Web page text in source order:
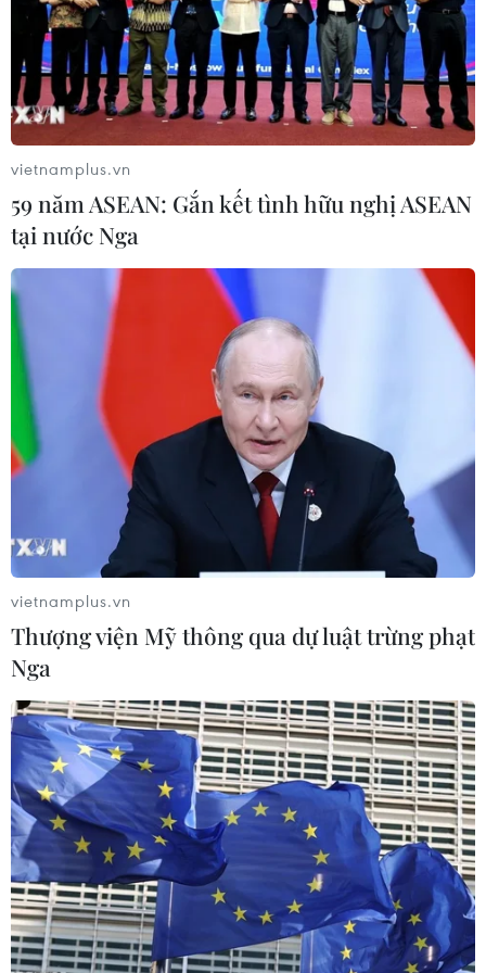
Cửa khẩu Quốc tế Móng Cái tạm dừng
thông thương hàng hóa từ ngày 10/2
06/02/2024 04:36
Cặp Cửa khẩu Quốc tế Móng Cái (Việt Nam)-Đông
Hưng (Trung Quốc) sẽ tạm dừng làm thủ tục thông quan
hàng hóa từ ngày 10/2 và dự kiến phía Trung Quốc sẽ
cho thông quan hàng hóa từ ngày 12/2.
Lượng hàng hóa xuất nhập khẩu qua Cửa
vietnamplus.vn
59 năm ASEAN: Gắn kết tình hữu nghị ASEAN
tại nước Nga
vietnamplus.vn
Thượng viện Mỹ thông qua dự luật trừng phạt
Nga